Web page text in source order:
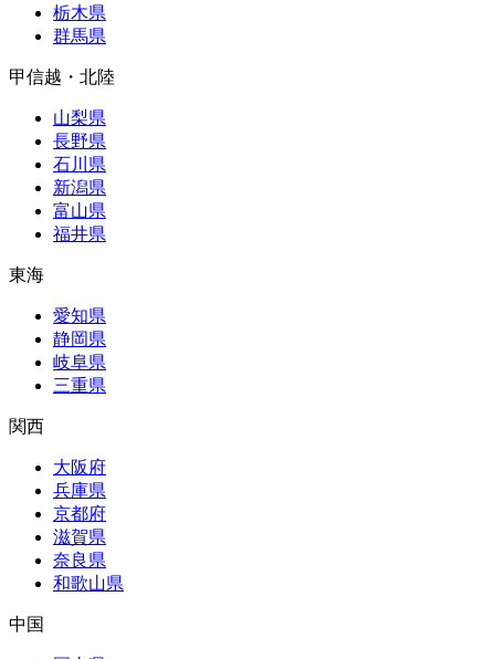
栃木県
群馬県
甲信越・北陸
山梨県
長野県
石川県
新潟県
富山県
福井県
東海
愛知県
静岡県
岐阜県
三重県
関西
大阪府
兵庫県
京都府
滋賀県
奈良県
和歌山県
中国